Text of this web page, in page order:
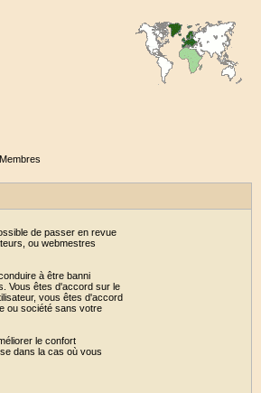
de passer en revue
ou webmestres
à être banni
Vous êtes d'accord sur le
vous êtes d'accord
ou société sans votre
le confort
dans la cas où vous